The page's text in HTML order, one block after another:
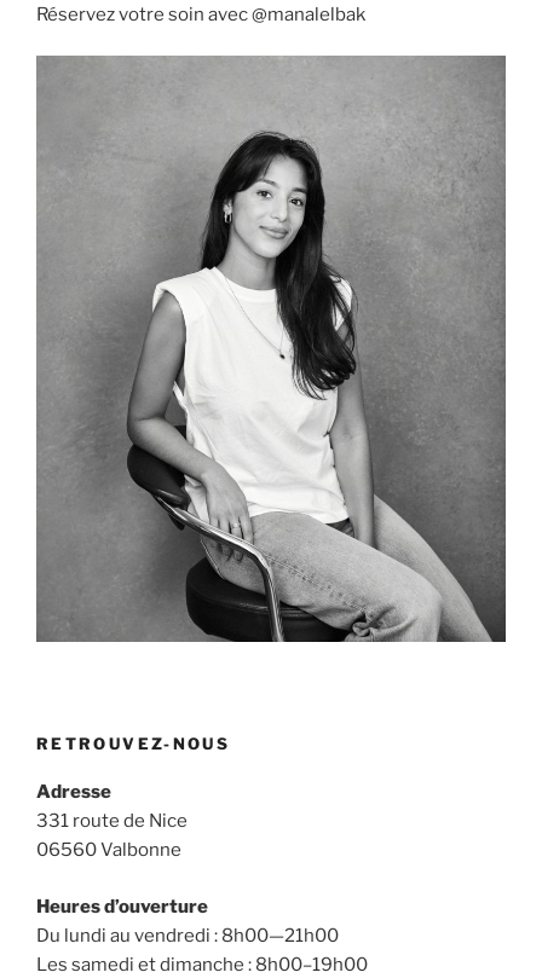
Réservez votre soin avec @manalelbak
RETROUVEZ-NOUS
Adresse
331 route de Nice
06560 Valbonne
Heures d’ouverture
Du lundi au vendredi : 8h00—21h00
Les samedi et dimanche : 8h00–19h00